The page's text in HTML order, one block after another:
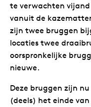
te verwachten
vanuit de
zijn twee bruggen
locaties twee
oorspronkelijke
nieuwe.
Deze bruggen zijn
(deels) het einde